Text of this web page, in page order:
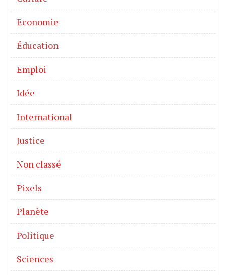
Economie
Éducation
Emploi
Idée
International
Justice
Non classé
Pixels
Planète
Politique
Sciences